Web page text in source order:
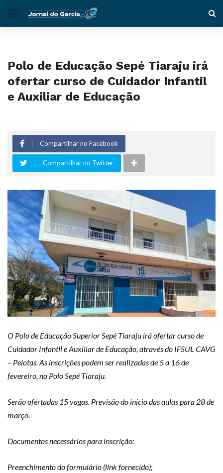
Polo de Educação Sepé Tiaraju irá
ofertar curso de Cuidador Infantil
e Auxiliar de Educação
Compartilhar no Facebook
Compartilhar no Twitter
O Polo de Educação Superior Sepé Tiaraju irá ofertar curso de
Cuidador Infantil e Auxiliar de Educação, através do IFSUL CAVG
– Pelotas. As inscrições podem ser realizadas de 5 a 16 de
fevereiro, no Polo Sepé Tiaraju.
Serão ofertadas 15 vagas. Previsão do início das aulas para 28 de
março.
Documentos necessários para inscrição:
Preenchimento do formulário (link fornecido);